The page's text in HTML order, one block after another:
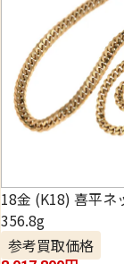
18金 (K18) 喜平ネ
356.8g
参考買取価格